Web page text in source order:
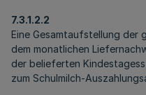
7.3.1.2.2
Eine Gesamtaufstellung der
dem monatlichen
der belieferten
zum Schulmilch-